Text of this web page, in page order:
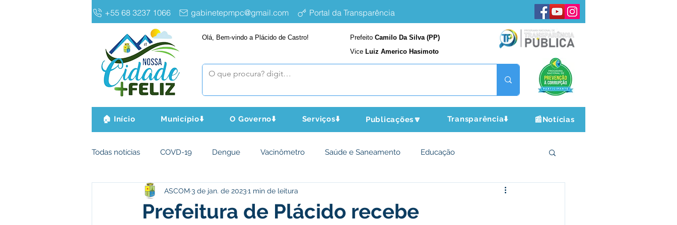
+55 68 3237 1066 gabinetepmpc@gmail.com Portal da Transparência
Olá, Bem-vindo a Plácido de Castro! Prefeito Camilo Da Silva (PP)
Vice Luiz Americo Hasimoto
🏠 Início Município⬇️ O Governo⬇️ Serviços⬇️ Publicações🔽 Transparência⬇️ 📰Notícias
Todas notícias COVD-19 Dengue Vacinômetro Saúde e Saneamento Educação
Infraestrutura e Obras Agricultura e Meio Ambiente
Prefeitura de Plácido recebe
ASCOM 3 de jan. de 20231 min de leitura